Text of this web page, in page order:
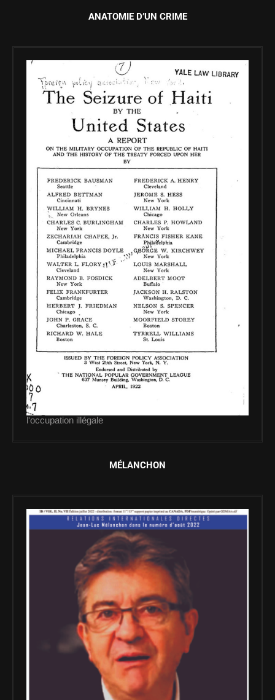
ANATOMIE D’UN CRIME
l'occupation illégale
MÉLANCHON